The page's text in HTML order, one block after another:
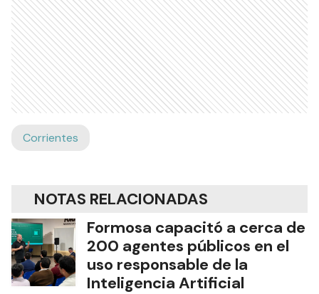
Corrientes
NOTAS RELACIONADAS
Formosa capacitó a cerca de
200 agentes públicos en el
uso responsable de la
Inteligencia Artificial